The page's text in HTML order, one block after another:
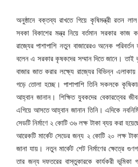
অনুষ্ঠানে বক্তব্য রাখতে গিয়ে কৃষিমন্ত্রী রতন
সবকা বিকাশের মন্ত্র নিয়ে বর্তমান সরকার কাজ
রাজ্যের পাশাপাশি নতুন বাজারেরও অনেক
বলেন এ সরকার কৃষকদের সম্মান দিতে জানে।
বাজার জাত করার লক্ষ্যে রাজ্যের বিভিন্ন
গড়ে তোলা হচ্ছে। পাশাপাশি তিনি সকলকে
আহ্বান জানান। শিক্ষিত যুবকদের বেকারত্বের
এগিয়ে আসতে আহ্বান জানান তিনি। এদিকে
সেডটি নির্মাণে ২ কোটি ৩৬ লক্ষ টাকা ব্যয় করা
আরেকটি মার্কেট সেডের জন্য ২ কোটি ২০ লক্ষ
জানা যায়। নতুন মার্কেট শেট নির্মাণের ক্ষেত্রে
তার জন্য দফতরের বাস্তুকারকে কার্যকরী ভূমিকা